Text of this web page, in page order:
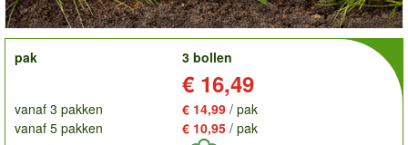
order
pak
3 bollen
€ 16,49
vanaf 3 pakken € 14,99 / pak
vanaf 5 pakken
€ 10,95 / pak